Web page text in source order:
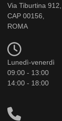
Via Tiburtina 912,
CAP 00156,
ROMA
Lunedì-venerdì
09:00 - 13:00
14:00 - 18:00